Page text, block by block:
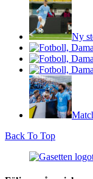
Ny
Back To Top